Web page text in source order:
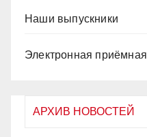
Наши выпускники
Электронная приёмная
АРХИВ НОВОСТЕЙ